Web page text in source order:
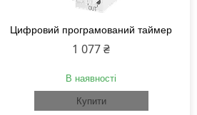
Цифровий програмований таймер
1 077 ₴
В наявності
Купити